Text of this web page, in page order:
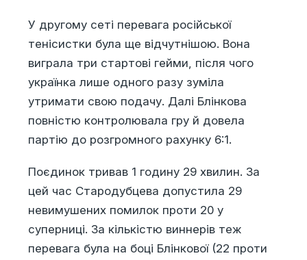
У другому сеті перевага російської
тенісистки була ще відчутнішою. Вона
виграла три стартові гейми, після чого
українка лише одного разу зуміла
утримати свою подачу. Далі Блінкова
повністю контролювала гру й довела
партію до розгромного рахунку 6:1.
Поєдинок тривав 1 годину 29 хвилин. За
цей час Стародубцева допустила 29
невимушених помилок проти 20 у
суперниці. За кількістю виннерів теж
перевага була на боці Блінкової (22 проти